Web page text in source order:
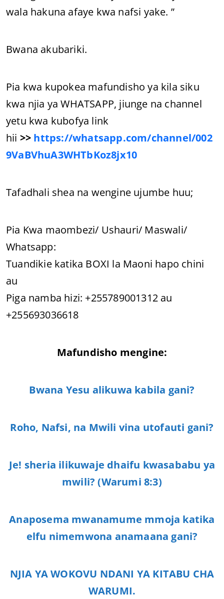
wala hakuna afaye kwa nafsi yake. ”
Bwana akubariki.
Pia kwa kupokea mafundisho ya kila siku
kwa njia ya WHATSAPP, jiunge na channel
yetu kwa kubofya link
hii >> https://whatsapp.com/channel/002
9VaBVhuA3WHTbKoz8jx10
Tafadhali shea na wengine ujumbe huu;
Pia Kwa maombezi/ Ushauri/ Maswali/
Whatsapp:
Tuandikie katika BOXI la Maoni hapo chini
au
Piga namba hizi: +255789001312 au
+255693036618
Mafundisho mengine:
Bwana Yesu alikuwa kabila gani?
Roho, Nafsi, na Mwili vina utofauti gani?
Je! sheria ilikuwaje dhaifu kwasababu ya
mwili? (Warumi 8:3)
Anaposema mwanamume mmoja katika
elfu nimemwona anamaana gani?
NJIA YA WOKOVU NDANI YA KITABU CHA
WARUMI.